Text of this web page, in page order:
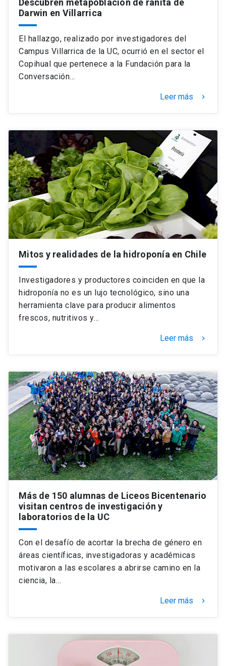
Descubren metapoblación de ranita de
Darwin en Villarrica
El hallazgo, realizado por investigadores del
Campus Villarrica de la UC, ocurrió en el sector el
Copihual que pertenece a la Fundación para la
Conversación…
Leer más keyboard_arrow_right
Mitos y realidades de la hidroponía en Chile
Investigadores y productores coinciden en que la
hidroponía no es un lujo tecnológico, sino una
herramienta clave para producir alimentos
frescos, nutritivos y…
Leer más keyboard_arrow_right
Más de 150 alumnas de Liceos Bicentenario
visitan centros de investigación y
laboratorios de la UC
Con el desafío de acortar la brecha de género en
áreas científicas, investigadoras y académicas
motivaron a las escolares a abrirse camino en la
ciencia, la…
Leer más keyboard_arrow_right